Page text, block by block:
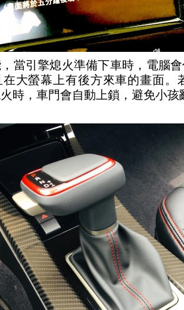
當引擎熄火準備下車時，電腦
大螢幕上有後方來車的畫面
時，車門會自動上鎖，避免小